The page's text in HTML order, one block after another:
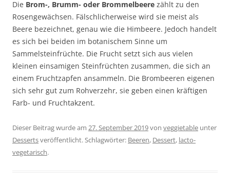
Die Brom-, Brumm- oder Brommelbeere zählt zu den
Rosengewächsen. Fälschlicherweise wird sie meist als
Beere bezeichnet, genau wie die Himbeere. Jedoch handelt
es sich bei beiden im botanischem Sinne um
Sammelsteinfrüchte. Die Frucht setzt sich aus vielen
kleinen einsamigen Steinfrüchten zusammen, die sich an
einem Fruchtzapfen ansammeln. Die Brombeeren eigenen
sich sehr gut zum Rohverzehr, sie geben einen kräftigen
Farb- und Fruchtakzent.
Dieser Beitrag wurde am 27. September 2019von veggietable unter
Dessertsveröffentlicht. Schlagwörter: Beeren, Dessert, lacto-
vegetarisch.